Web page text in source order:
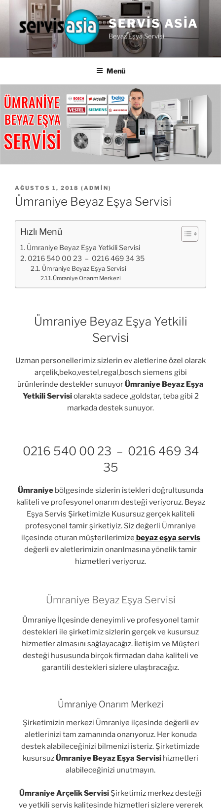
SERVIS ASIA
Beyaz Eşya Servisi
Menü
YAYIM
TARIHI
AĞUSTOS 1, 2018 ( ADMIN)
Ümraniye Beyaz Eşya Servisi
Hızlı Menü
Ümraniye Beyaz Eşya Yetkili Servisi
0216 540 00 23 – 0216 469 34 35
Ümraniye Beyaz Eşya Servisi
Ümraniye Onarım Merkezi
Ümraniye Beyaz Eşya Yetkili
Servisi
Uzman personellerimiz sizlerin ev aletlerine özel olarak
arçelik,beko,vestel,regal,bosch siemens gibi
ürünlerinde destekler sunuyorÜmraniye Beyaz Eşya
Yetkili Servisiolarakta sadece ,goldstar, teba gibi 2
markada destek sunuyor.
0216 540 00 23 – 0216 469 34
35
Ümraniye bölgesinde sizlerin istekleri doğrultusunda
kaliteli ve profesyonel onarım desteği veriyoruz. Beyaz
Eşya Servis Şirketimizle Kusursuz gerçek kaliteli
profesyonel tamir şirketiyiz. Siz değerli Ümraniye
ilçesinde oturan müşterilerimize beyaz eşya servis
değerli ev aletlerimizin onarılmasına yönelik tamir
hizmetleri veriyoruz.
Ümraniye Beyaz Eşya Servisi
Ümraniye İlçesinde deneyimli ve profesyonel tamir
destekleri ile şirketimiz sizlerin gerçek ve kusursuz
hizmetler almasını sağlayacağız. İletişim ve Müşteri
desteği hususunda birçok firmadan daha kaliteli ve
garantili destekleri sizlere ulaştıracağız.
Ümraniye Onarım Merkezi
Şirketimizin merkezi Ümraniye ilçesinde değerli ev
aletlerinizi tam zamanında onarıyoruz. Her konuda
destek alabileceğinizi bilmenizi isteriz. Şirketimizde
kusursuzÜmraniye Beyaz Eşya Servisi hizmetleri
alabileceğinizi unutmayın.
Ümraniye Arçelik Servisi Şirketimiz merkez desteği
ve yetkili servis kalitesinde hizmetleri sizlere vererek